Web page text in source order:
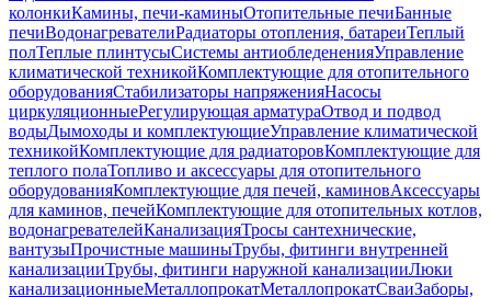
колонкиКамины, печи-каминыОтопительные печиБанные
печиВодонагревателиРадиаторы отопления, батареиТеплый
полТеплые плинтусыСистемы антиобледененияУправление
климатической техникойКомплектующие для отопительного
оборудованияСтабилизаторы напряженияНасосы
циркуляционныеРегулирующая арматураОтвод и подвод
водыДымоходы и комплектующиеУправление климатической
техникойКомплектующие для радиаторовКомплектующие для
теплого полаТопливо и аксессуары для отопительного
оборудованияКомплектующие для печей, каминовАксессуары
для каминов, печейКомплектующие для отопительных котлов,
водонагревателейКанализацияТросы сантехнические,
вантузыПрочистные машиныТрубы, фитинги внутренней
канализацииТрубы, фитинги наружной канализацииЛюки
канализационныеМеталлопрокатМеталлопрокатСваиЗаборы,